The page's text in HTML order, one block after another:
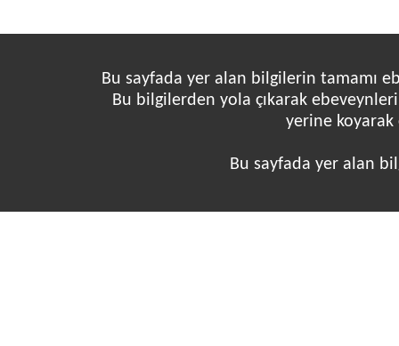
Bu sayfada yer alan bilgilerin tamamı
Bu bilgilerden yola çıkarak
yerine koyarak
Bu sayfada yer alan